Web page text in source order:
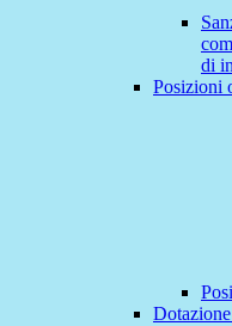
di
Posizioni